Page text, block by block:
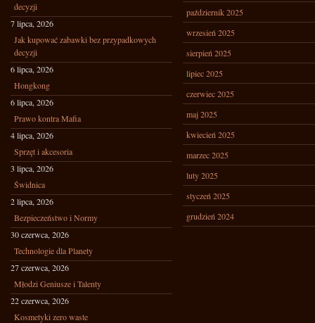
decyzji
7 lipca, 2026
Jak kupować zabawki bez przypadkowych
decyzji
6 lipca, 2026
Hongkong
6 lipca, 2026
Prawo kontra Mafia
4 lipca, 2026
Sprzęt i akcesoria
3 lipca, 2026
Świdnica
2 lipca, 2026
Bezpieczeństwo i Normy
30 czerwca, 2026
Technologie dla Planety
27 czerwca, 2026
Młodzi Geniusze i Talenty
22 czerwca, 2026
Kosmetyki zero waste
październik 2025
wrzesień 2025
sierpień 2025
lipiec 2025
czerwiec 2025
maj 2025
kwiecień 2025
marzec 2025
luty 2025
styczeń 2025
grudzień 2024